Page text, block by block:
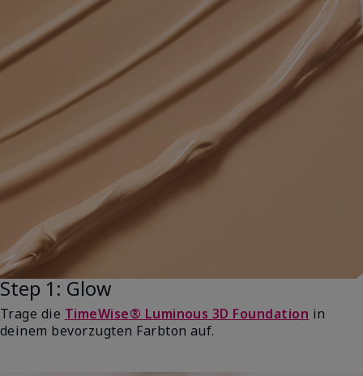
Step 1: Glow
Trage die TimeWise® Luminous 3D Foundation in
deinem bevorzugten Farbton auf.